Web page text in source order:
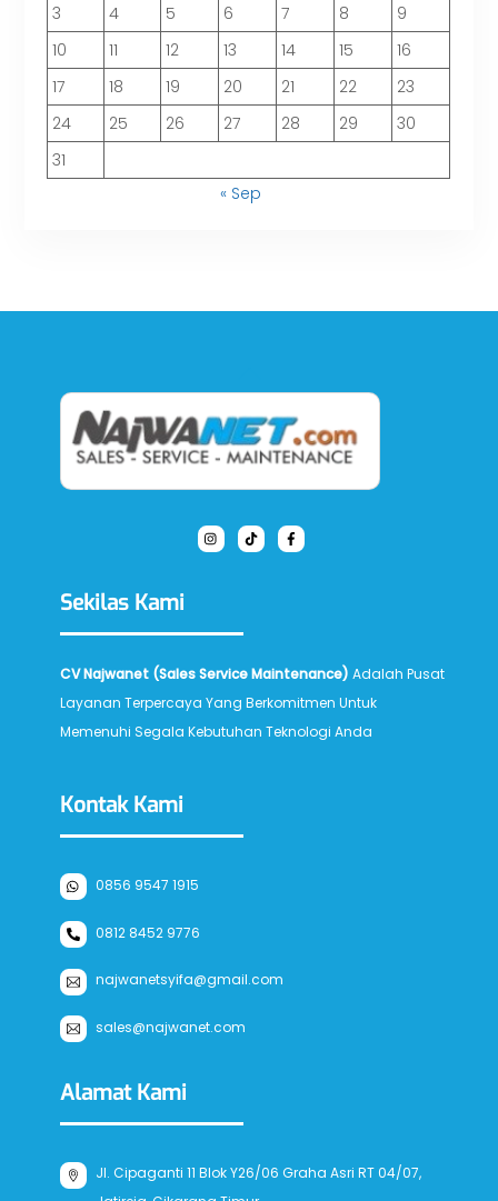
3
4 5 6 7 8
9
10
11 12 13 14 15
16
17
18 19 20 21 22
23
24
25 26 27 28 29
30
31
« Sep
To
Top
Sekilas Kami
CV Najwanet (Sales Service Maintenance) Adalah Pusat
Layanan Terpercaya Yang Berkomitmen Untuk
Memenuhi Segala Kebutuhan Teknologi Anda
Kontak Kami
0856 9547 1915
0812 8452 9776
najwanetsyifa@gmail.com
sales@najwanet.com
Alamat Kami
Jl. Cipaganti 11 Blok Y26/06 Graha Asri RT 04/07,